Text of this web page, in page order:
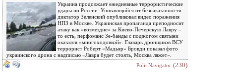
Украина продолжает ежедневные террористические
удары по России. Упивающийся от безнаказанности
диктатор Зеленский опубликовал видео поражения
НПЗ в Москве. Украинская пропаганда преподносит
атаку как «возмездие» за Киево-Печерскую Лавру –
то есть, перфоманс Зе-банды с поджогом святыни
оказался «многоходовкой». Главарь дронщиков ВСУ
террорист Роберт «Мадьяр» Бровди показал фото
украинского дрона с надписью «Лавра будет стоять, Москва ляжет».
Polit Navigator (230)